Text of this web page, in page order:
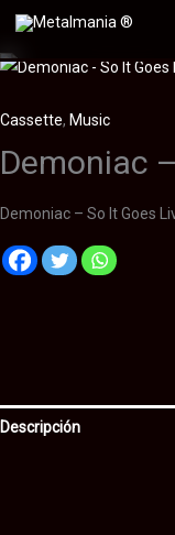
contenido
Cassette, Music
Demoniac
Demoniac – So It Goes
Descripción